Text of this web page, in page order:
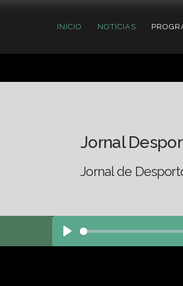
INÍCIO NOTÍCIAS
Jornal
Jornal de
Play